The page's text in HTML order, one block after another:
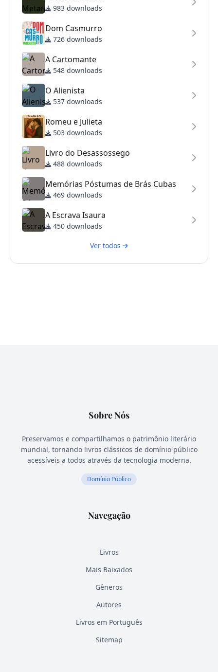
983 downloads
Dom Casmurro
726 downloads
A Cartomante
548 downloads
O Alienista
537 downloads
Romeu e Julieta
503 downloads
Livro do Desassossego
488 downloads
Memórias Póstumas de Brás Cubas
469 downloads
A Escrava Isaura
450 downloads
Ver todos
Sobre Nós
Preservamos e compartilhamos o patrimônio literário
mundial, tornando livros clássicos de domínio público
acessíveis a todos através da tecnologia moderna.
Domínio Público
Navegação
Livros
Mais Baixados
Gêneros
Autores
Livros em Português
Sitemap